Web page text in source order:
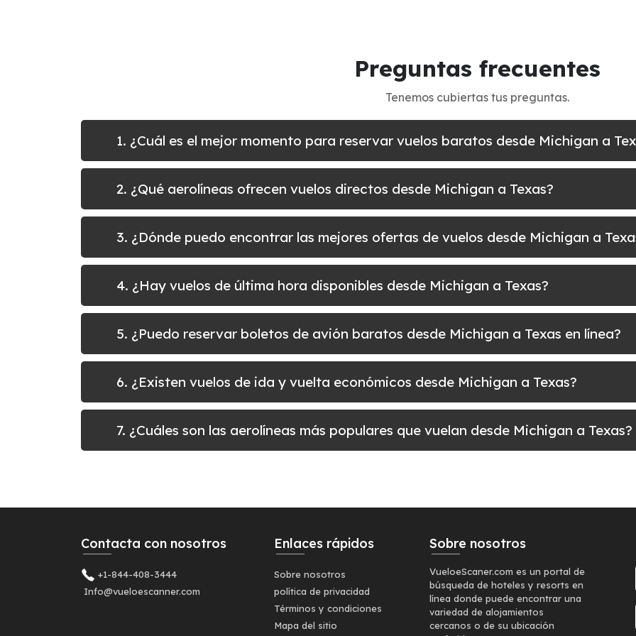
Preguntas frecuentes
Tenemos cubiertas tus preguntas.
1. ¿Cuál es el mejor momento para reservar vuelos baratos desde Michigan a
2. ¿Qué aerolíneas ofrecen vuelos directos desde Michigan a Texas?
3. ¿Dónde puedo encontrar las mejores ofertas de vuelos desde Michigan a
4. ¿Hay vuelos de última hora disponibles desde Michigan a Texas?
5. ¿Puedo reservar boletos de avión baratos desde Michigan a Texas en línea?
6. ¿Existen vuelos de ida y vuelta económicos desde Michigan a Texas?
7. ¿Cuáles son las aerolíneas más populares que vuelan desde Michigan a Texas?
Contacta con nosotros
+1-844-408-3444
Info@vueloescanner.com
Enlaces rápidos
Sobre nosotros
política de privacidad
Términos y condiciones
Mapa del sitio
Sobre nosotros
VueloeScaner.com es un portal de
búsqueda de hoteles y resorts en
línea donde puede encontrar una
variedad de alojamientos
cercanos o de su ubicación